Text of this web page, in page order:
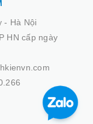
- Hà Nội
HN cấp ngày